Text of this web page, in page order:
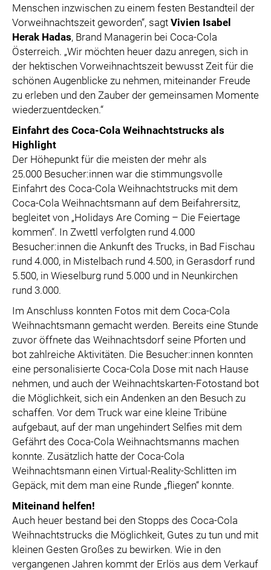
Menschen inzwischen zu einem festen Bestandteil der
Vorweihnachtszeit geworden“, sagt Vivien Isabel
Herak Hadas, Brand Managerin bei Coca-Cola
Österreich. „Wir möchten heuer dazu anregen, sich in
der hektischen Vorweihnachtszeit bewusst Zeit für die
schönen Augenblicke zu nehmen, miteinander Freude
zu erleben und den Zauber der gemeinsamen Momente
wiederzuentdecken.“
Einfahrt des Coca-Cola Weihnachtstrucks als
Highlight
Der Höhepunkt für die meisten der mehr als
25.000 Besucher:innen war die stimmungsvolle
Einfahrt des Coca-Cola Weihnachtstrucks mit dem
Coca-Cola Weihnachtsmann auf dem Beifahrersitz,
begleitet von „Holidays Are Coming – Die Feiertage
kommen“. In Zwettl verfolgten rund 4.000
Besucher:innen die Ankunft des Trucks, in Bad Fischau
rund 4.000, in Mistelbach rund 4.500, in Gerasdorf rund
5.500, in Wieselburg rund 5.000 und in Neunkirchen
rund 3.000.
Im Anschluss konnten Fotos mit dem Coca-Cola
Weihnachtsmann gemacht werden. Bereits eine Stunde
zuvor öffnete das Weihnachtsdorf seine Pforten und
bot zahlreiche Aktivitäten. Die Besucher:innen konnten
eine personalisierte Coca-Cola Dose mit nach Hause
nehmen, und auch der Weihnachtskarten-Fotostand bot
die Möglichkeit, sich ein Andenken an den Besuch zu
schaffen. Vor dem Truck war eine kleine Tribüne
aufgebaut, auf der man ungehindert Selfies mit dem
Gefährt des Coca-Cola Weihnachtsmanns machen
konnte. Zusätzlich hatte der Coca-Cola
Weihnachtsmann einen Virtual-Reality-Schlitten im
Gepäck, mit dem man eine Runde „fliegen“ konnte.
Miteinand helfen!
Auch heuer bestand bei den Stopps des Coca-Cola
Weihnachtstrucks die Möglichkeit, Gutes zu tun und mit
kleinen Gesten Großes zu bewirken. Wie in den
vergangenen Jahren kommt der Erlös aus dem Verkauf